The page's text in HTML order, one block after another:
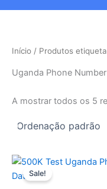
Início / Produtos
Uganda Phone
A mostrar todos os 5
Sale!
O
preço
original
O
preço